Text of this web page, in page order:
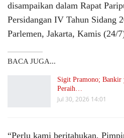
disampaikan dalam Rapat
Persidangan IV Tahun Sidang
Parlemen, Jakarta, Kamis (24/
BACA JUGA...
Sigit Pramono; Bankir
Peraih…
Jul 30, 2026 14:01
“Perlu kami beritahukan,